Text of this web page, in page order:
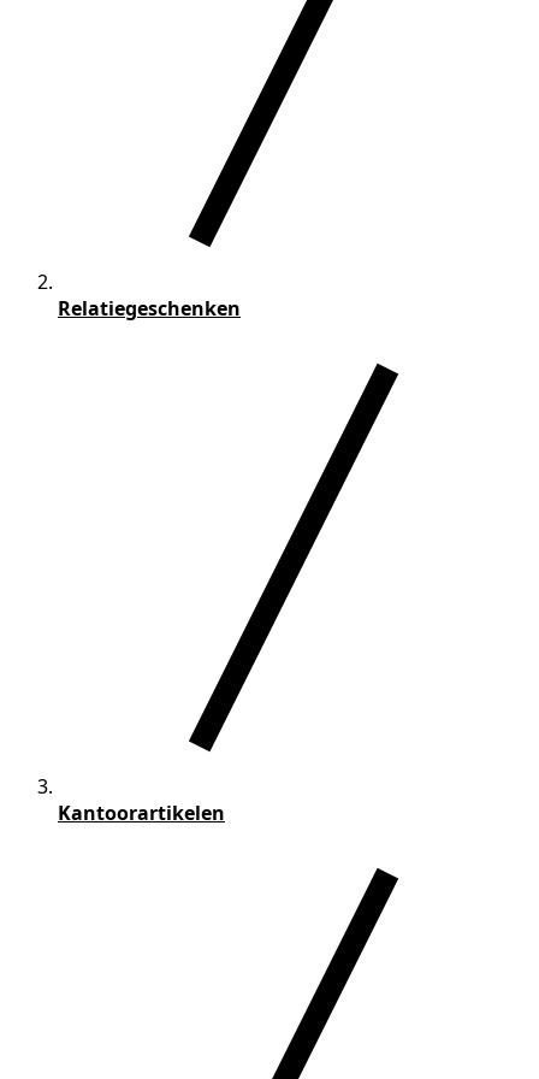
Relatiegeschenken
Kantoorartikelen